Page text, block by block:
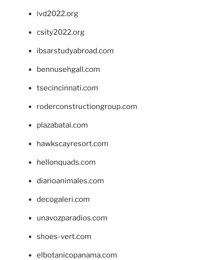
ivd2022.org
csity2022.org
ibsarstudyabroad.com
bennusehgall.com
tsecincinnati.com
roderconstructiongroup.com
plazabatai.com
hawkscayresort.com
hellonquads.com
diarioanimales.com
decogaleri.com
unavozparadios.com
shoes-vert.com
elbotanicopanama.com